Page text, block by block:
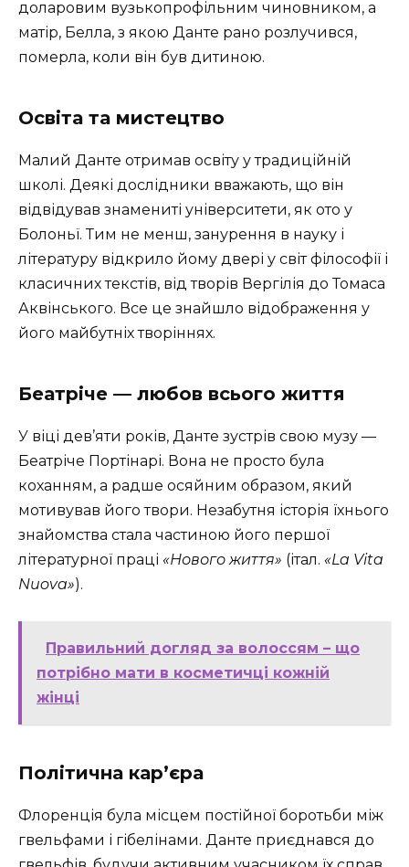
доларовим вузькопрофільним чиновником, а
матір, Белла, з якою Данте рано розлучився,
померла, коли він був дитиною.
Освіта та мистецтво
Малий Данте отримав освіту у традиційній
школі. Деякі дослідники вважають, що він
відвідував знамениті університети, як ото у
Болоньї. Тим не менш, занурення в науку і
літературу відкрило йому двері у світ філософії і
класичних текстів, від творів Вергілія до Томаса
Аквінського. Все це знайшло відображення у
його майбутніх творіннях.
Беатріче — любов всього життя
У віці дев’яти років, Данте зустрів свою музу —
Беатріче Портінарі. Вона не просто була
коханням, а радше осяйним образом, який
мотивував його твори. Незабутня історія їхнього
знайомства стала частиною його першої
літературної праці «Нового життя» (італ. «La Vita
Nuova»).
Правильний догляд за волоссям – що
потрібно мати в косметичці кожній
жінці
Політична кар’єра
Флоренція була місцем постійної боротьби між
гвельфами і гібелінами. Данте приєднався до